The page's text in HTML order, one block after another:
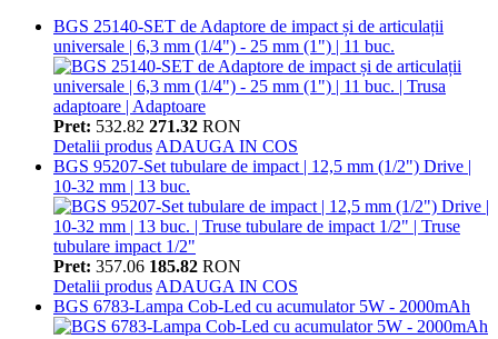
BGS 25140-SET de Adaptore de impact și de articulații
universale | 6,3 mm (1/4") - 25 mm (1") | 11 buc.
Pret: 532.82 271.32 RON
Detalii produs ADAUGA IN COS
BGS 95207-Set tubulare de impact | 12,5 mm (1/2") Drive |
10-32 mm | 13 buc.
Pret: 357.06 185.82 RON
Detalii produs ADAUGA IN COS
BGS 6783-Lampa Cob-Led cu acumulator 5W - 2000mAh